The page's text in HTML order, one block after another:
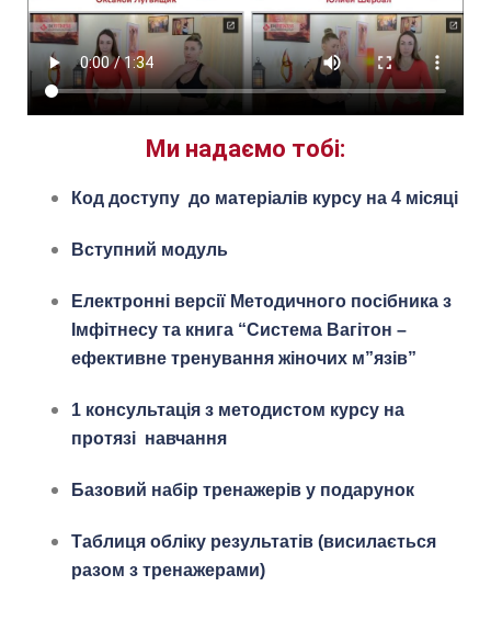
Ми надаємо тобі:
Код доступу до матеріалів курсу на 4 місяці
Вступний модуль
Електронні версії Методичного посібника з
Імфітнесу та книга “Система Вагітон –
ефективне тренування жіночих м”язів”
1 консультація з методистом курсу на
протязі навчання
Базовий набір тренажерів у подарунок
Таблиця обліку результатів (висилається
разом з тренажерами)